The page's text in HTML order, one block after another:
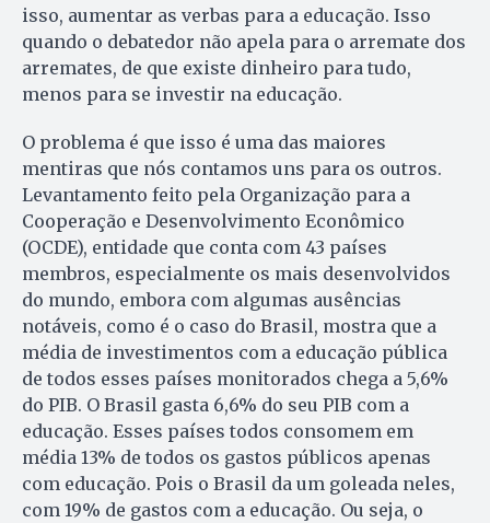
isso, aumentar as verbas para a educação. Isso
quando o debatedor não apela para o arremate dos
arremates, de que existe dinheiro para tudo,
menos para se investir na educação.
O problema é que isso é uma das maiores
mentiras que nós contamos uns para os outros.
Levantamento feito pela Organização para a
Cooperação e Desenvolvimento Econômico
(OCDE), entidade que conta com 43 países
membros, especialmente os mais desenvolvidos
do mundo, embora com algumas ausências
notáveis, como é o caso do Brasil, mostra que a
média de investimentos com a educação pública
de todos esses países monitorados chega a 5,6%
do PIB. O Brasil gasta 6,6% do seu PIB com a
educação. Esses países todos consomem em
média 13% de todos os gastos públicos apenas
com educação. Pois o Brasil da um goleada neles,
com 19% de gastos com a educação. Ou seja, o